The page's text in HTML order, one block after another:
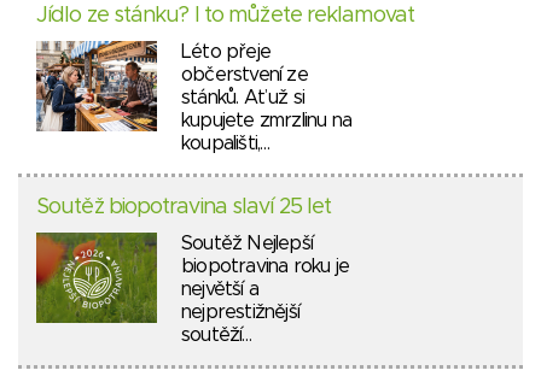
Jídlo ze stánku? I to můžete reklamovat
Léto přeje
občerstvení ze
stánků. Ať už si
kupujete zmrzlinu na
koupališti,…
Soutěž biopotravina slaví 25 let
Soutěž Nejlepší
biopotravina roku je
největší a
nejprestižnější
soutěží…